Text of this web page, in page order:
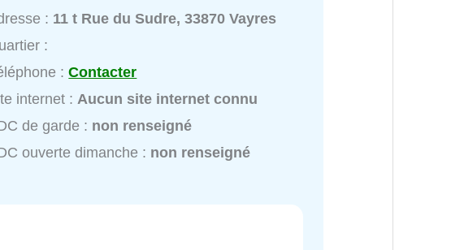
: 11 t Rue du Sudre, 33870 Vayres
:
:Contacter
internet :Aucun site internet connu
de garde : non renseigné
ouverte dimanche : non renseigné